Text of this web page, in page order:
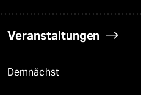
Veranstaltungen
Demnächst